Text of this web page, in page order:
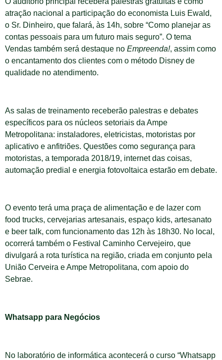
atração nacional a participação do economista Luis Ewald,
o Sr. Dinheiro, que falará, às 14h, sobre “Como planejar as
contas pessoais para um futuro mais seguro”. O tema
Vendas também será destaque no Empreenda!, assim como
o encantamento dos clientes com o método Disney de
qualidade no atendimento.
As salas de treinamento receberão palestras e debates
específicos para os núcleos setoriais da Ampe
Metropolitana: instaladores, eletricistas, motoristas por
aplicativo e anfitriões. Questões como segurança para
motoristas, a temporada 2018/19, internet das coisas,
automação predial e energia fotovoltaica estarão em debate.
O evento terá uma praça de alimentação e de lazer com
food trucks, cervejarias artesanais, espaço kids, artesanato
e beer talk, com funcionamento das 12h às 18h30. No local,
ocorrerá também o Festival Caminho Cervejeiro, que
divulgará a rota turística na região, criada em conjunto pela
União Cerveira e Ampe Metropolitana, com apoio do
Sebrae.
Whatsapp para Negócios
No laboratório de informática acontecerá o curso “Whatsapp